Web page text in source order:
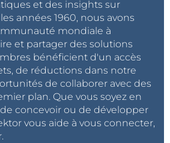
IoT est généralement plus
que LTE-M. Il convient
que le fait de s'appuyer
réseaux d'ancienne génération,
en tant que réseaux secours,
difficile en raison de l'arrêt de
régions ayant déjà éliminé
anciennes technologies. Ce
nécessite une réflexion
et des insights sur
années 1960, nous avons
mondiale à
et partager des solutions
bénéficient d'un accès
de réductions dans notre
de collaborer avec des
plan. Que vous soyez en
concevoir ou de développer
vous aide à vous connecter,